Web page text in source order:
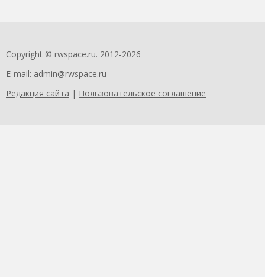
Copyright © rwspace.ru. 2012-2026
E-mail: admin@rwspace.ru
Редакция сайта | Пользовательское соглашение